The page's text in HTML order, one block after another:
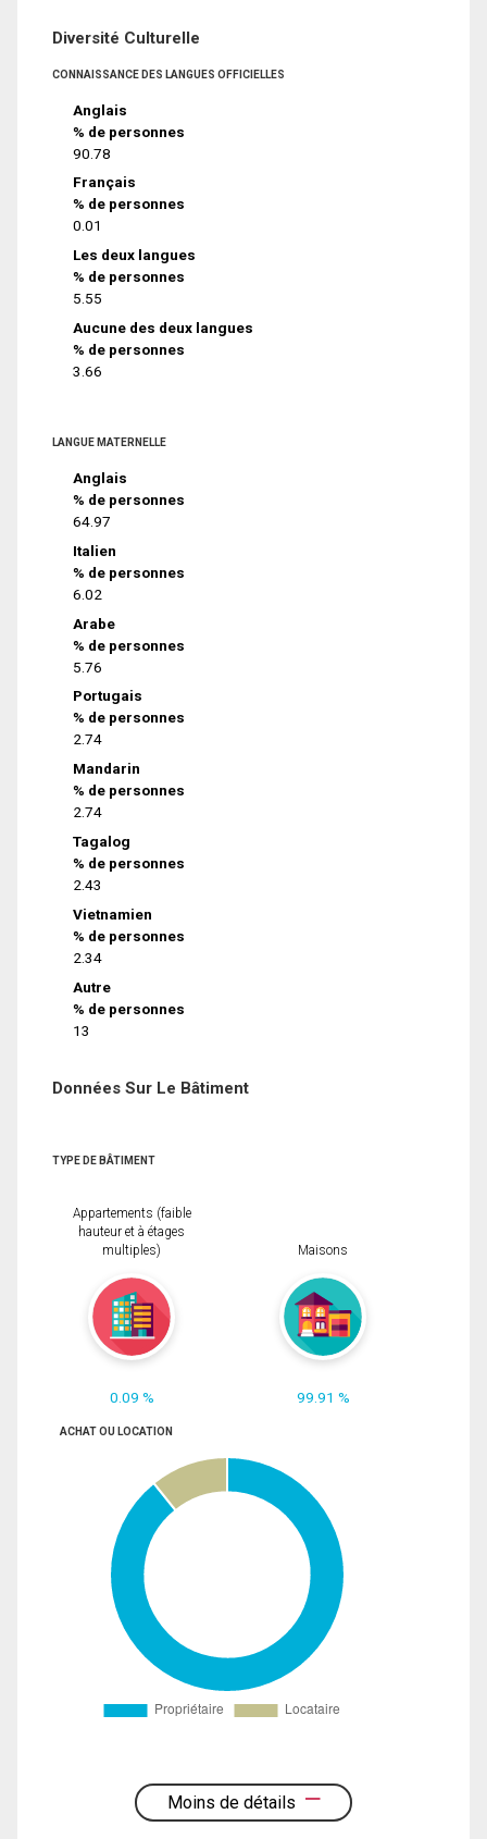
Diversité Culturelle
CONNAISSANCE DES LANGUES OFFICIELLES
Anglais
% de personnes
90.78
Français
% de personnes
0.01
Les deux langues
% de personnes
5.55
Aucune des deux langues
% de personnes
3.66
LANGUE MATERNELLE
Anglais
% de personnes
64.97
Italien
% de personnes
6.02
Arabe
% de personnes
5.76
Portugais
% de personnes
2.74
Mandarin
% de personnes
2.74
Tagalog
% de personnes
2.43
Vietnamien
% de personnes
2.34
Autre
% de personnes
13
Données Sur Le Bâtiment
TYPE DE BÂTIMENT
Appartements (faible
hauteur et à étages
multiples)
0.09 %
Maisons
99.91 %
ACHAT OU LOCATION
Moins de détails